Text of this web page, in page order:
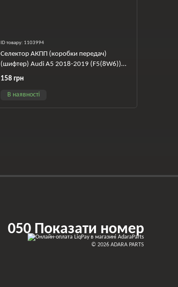
ID товару: 1103994
Селектор АКПП (коробки передач)
(шифтер) Audi A5 2018-2019 (F5(8W6))
8W1713041G
158 грн
В наявності
050 Показати номер
© 2026 ADARA PARTS